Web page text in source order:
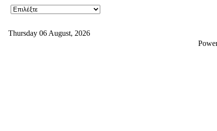
Thursday 06 August, 2026